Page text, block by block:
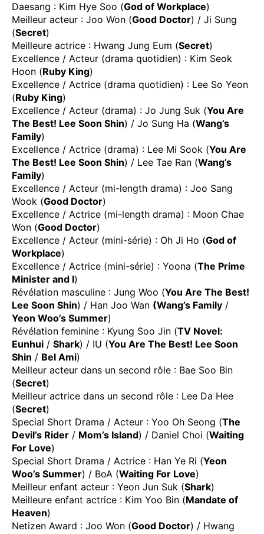
Daesang : Kim Hye Soo (God of Workplace)
Meilleur acteur : Joo Won (Good Doctor) / Ji Sung
(Secret)
Meilleure actrice : Hwang Jung Eum (Secret)
Excellence / Acteur (drama quotidien) : Kim Seok
Hoon (Ruby King)
Excellence / Actrice (drama quotidien) : Lee So Yeon
(Ruby King)
Excellence / Acteur (drama) : Jo Jung Suk (You Are
The Best! Lee Soon Shin) / Jo Sung Ha (Wang’s
Family)
Excellence / Actrice (drama) : Lee Mi Sook (You Are
The Best! Lee Soon Shin) / Lee Tae Ran (Wang’s
Family)
Excellence / Acteur (mi-length drama) : Joo Sang
Wook (Good Doctor)
Excellence / Actrice (mi-length drama) : Moon Chae
Won (Good Doctor)
Excellence / Acteur (mini-série) : Oh Ji Ho (God of
Workplace)
Excellence / Actrice (mini-série) : Yoona (The Prime
Minister and I)
Révélation masculine : Jung Woo (You Are The Best!
Lee Soon Shin) / Han Joo Wan (Wang’s Family /
Yeon Woo’s Summer)
Révélation feminine : Kyung Soo Jin (TV Novel:
Eunhui / Shark) / IU (You Are The Best! Lee Soon
Shin / Bel Ami)
Meilleur acteur dans un second rôle : Bae Soo Bin
(Secret)
Meilleur actrice dans un second rôle : Lee Da Hee
(Secret)
Special Short Drama / Acteur : Yoo Oh Seong (The
Devil’s Rider / Mom’s Island) / Daniel Choi (Waiting
For Love)
Special Short Drama / Actrice : Han Ye Ri (Yeon
Woo’s Summer) / BoA (Waiting For Love)
Meilleur enfant acteur : Yeon Jun Suk (Shark)
Meilleure enfant actrice : Kim Yoo Bin (Mandate of
Heaven)
Netizen Award : Joo Won (Good Doctor) / Hwang